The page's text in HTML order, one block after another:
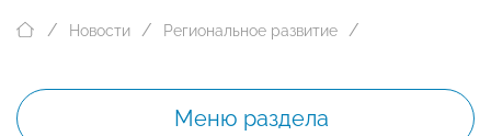
Новости Региональное развитие
Меню раздела